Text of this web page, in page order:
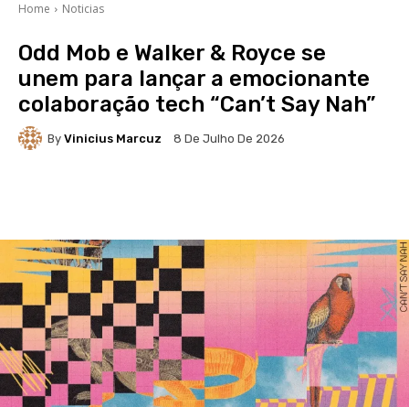
Home Noticias
Odd Mob e Walker & Royce se
unem para lançar a emocionante
colaboração tech “Can’t Say Nah”
By Vinicius Marcuz 8 De Julho De 2026